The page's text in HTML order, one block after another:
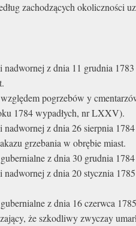
zachodzących okoliczności
z dnia 11 grudnia
pogrzebów y
1784 wypadłych, nr LXXV).
z dnia 26 sierpnia
grzebania w obrębie miast.
z dnia 30 grudnia
z dnia 20 stycznia
z dnia 16 czerwca
że szkodliwy zwyczay